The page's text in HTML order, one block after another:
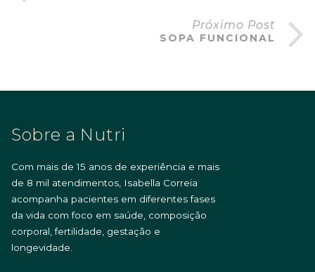
Próximo Post
SOPA FUNCIONAL
Sobre a Nutri
Com mais de 15 anos de experiência e mais
de 8 mil atendimentos, Isabella Correia
acompanha pacientes em diferentes fases
da vida com foco em saúde, composição
corporal, fertilidade, gestação e
longevidade.